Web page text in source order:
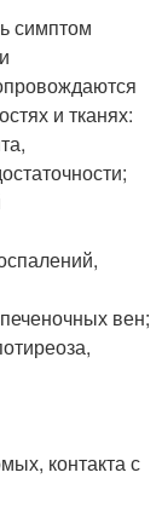
симптом
и тканях:
вен;
контакта с